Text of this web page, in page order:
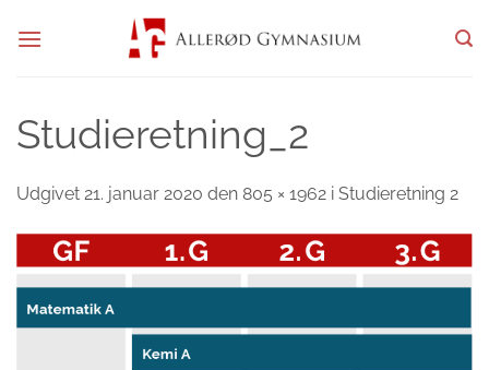
Studieretning_2
Udgivet 21. januar 2020 den 805 × 1962 i Studieretning 2